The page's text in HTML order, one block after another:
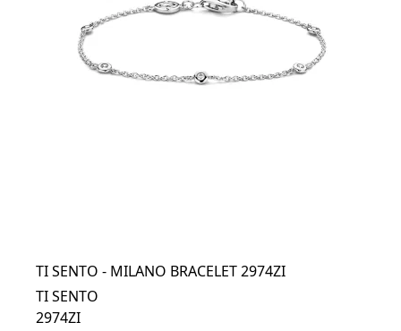
TI SENTO - MILANO BRACELET 2974ZI
TI SENTO
2974ZI